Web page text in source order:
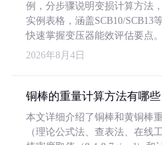
例，分步骤说明变损计算方法
实例表格，涵盖SCB10/SCB13
快速掌握变压器能效评估要点。
2026年8月4日
铜棒的重量计算方法有哪些
本文详细介绍了铜棒和黄铜棒
（理论公式法、查表法、在线